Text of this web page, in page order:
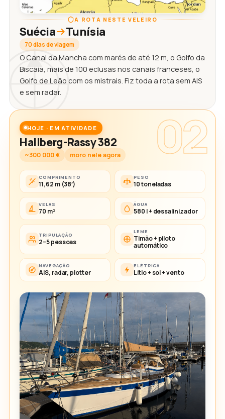
A ROTA NESTE VELEIRO
Suécia Tunísia
70 dias de viagem
O Canal da Mancha com marés de até 12 m, o Golfo da
Biscaia, mais de 100 eclusas nos canais franceses, o
Golfo de Leão com os mistrais. Fiz toda a rota sem AIS
e sem radar.
02
HOJE · EM ATIVIDADE
Hallberg-Rassy 382
~300 000 € moro nele agora
COMPRIMENTO
11,62 m (38′)
PESO
10 toneladas
VELAS
70 m²
ÁGUA
580 l + dessalinizador
TRIPULAÇÃO
2–5 pessoas
LEME
Timão + piloto
automático
NAVEGAÇÃO
AIS, radar, plotter
ELÉTRICA
Lítio + sol + vento